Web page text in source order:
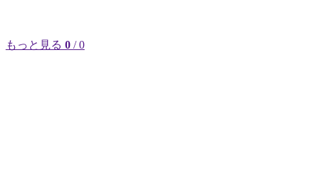
もっと見る 0 / 0